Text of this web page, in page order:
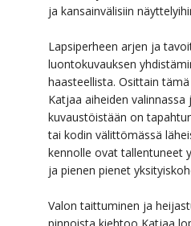
ja kansainvälisiin
Lapsiperheen arjen ja
luontokuvauksen
haasteellista. Osittain
Katjaa aiheiden valinnassa
kuvaustöistään on
tai kodin välittömässä
kennolle ovat tallentuneet
ja pienen pienet
Valon taittuminen ja
pinnoista kiehtoo Katjaa